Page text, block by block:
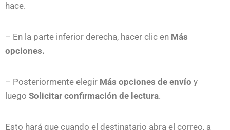
hace.
– En la parte inferior derecha, hacer clic en Más
opciones.
– Posteriormente elegir Más opciones de envío y
luego Solicitar confirmación de lectura.
Esto hará que cuando el destinatario abra el correo, a